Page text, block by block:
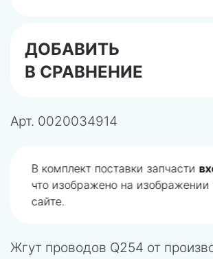
ДОБАВИТЬ
В СРАВНЕНИЕ
Арт. 0020034914
В комплект поставки запчасти
что изображено на изображении
сайте.
Жгут проводов Q254 от